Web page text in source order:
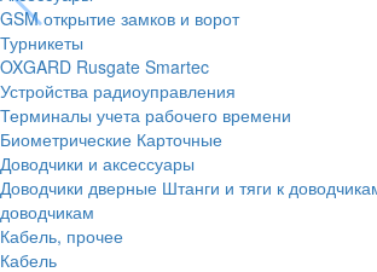
GSM открытие замков и ворот
Турникеты
OXGARD Rusgate Smartec
Устройства радиоуправления
Терминалы учета рабочего времени
Биометрические Карточные
Доводчики и аксессуары
Доводчики дверные Штанги и тяги к
доводчикам
Кабель, прочее
Кабель